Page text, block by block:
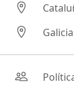
Galicia